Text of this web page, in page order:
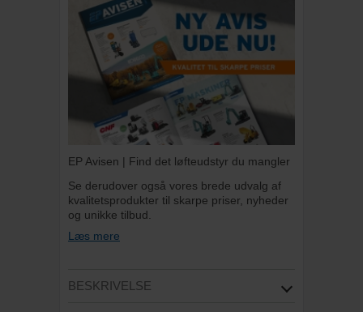
EP Avisen | Find det løfteudstyr du mangler
Se derudover også vores brede udvalg af
kvalitetsprodukter til skarpe priser, nyheder
og unikke tilbud.
Læs mere
BESKRIVELSE